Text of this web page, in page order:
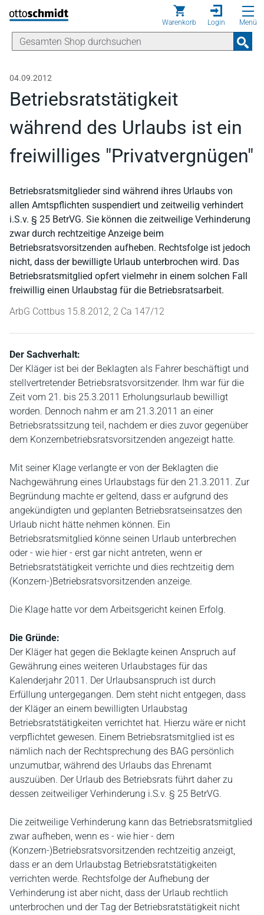
Direkt zum Inhalt
Warenkorb Login Menü
04.09.2012
Betriebsratstätigkeit
während des Urlaubs ist ein
freiwilliges "Privatvergnügen"
Betriebsratsmitglieder sind während ihres Urlaubs von
allen Amtspflichten suspendiert und zeitweilig verhindert
i.S.v. § 25 BetrVG. Sie können die zeitweilige Verhinderung
zwar durch rechtzeitige Anzeige beim
Betriebsratsvorsitzenden aufheben. Rechtsfolge ist jedoch
nicht, dass der bewilligte Urlaub unterbrochen wird. Das
Betriebsratsmitglied opfert vielmehr in einem solchen Fall
freiwillig einen Urlaubstag für die Betriebsratsarbeit.
ArbG Cottbus 15.8.2012, 2 Ca 147/12
Der Sachverhalt:
Der Kläger ist bei der Beklagten als Fahrer beschäftigt und
stellvertretender Betriebsratsvorsitzender. Ihm war für die
Zeit vom 21. bis 25.3.2011 Erholungsurlaub bewilligt
worden. Dennoch nahm er am 21.3.2011 an einer
Betriebsratssitzung teil, nachdem er dies zuvor gegenüber
dem Konzernbetriebsratsvorsitzenden angezeigt hatte.
Mit seiner Klage verlangte er von der Beklagten die
Nachgewährung eines Urlaubstags für den 21.3.2011. Zur
Begründung machte er geltend, dass er aufgrund des
angekündigten und geplanten Betriebsratseinsatzes den
Urlaub nicht hätte nehmen können. Ein
Betriebsratsmitglied könne seinen Urlaub unterbrechen
oder - wie hier - erst gar nicht antreten, wenn er
Betriebsratstätigkeit verrichte und dies rechtzeitig dem
(Konzern-)Betriebsratsvorsitzenden anzeige.
Die Klage hatte vor dem Arbeitsgericht keinen Erfolg.
Die Gründe:
Der Kläger hat gegen die Beklagte keinen Anspruch auf
Gewährung eines weiteren Urlaubstages für das
Kalenderjahr 2011. Der Urlaubsanspruch ist durch
Erfüllung untergegangen. Dem steht nicht entgegen, dass
der Kläger an einem bewilligten Urlaubstag
Betriebsratstätigkeiten verrichtet hat. Hierzu wäre er nicht
verpflichtet gewesen. Einem Betriebsratsmitglied ist es
nämlich nach der Rechtsprechung des BAG persönlich
unzumutbar, während des Urlaubs das Ehrenamt
auszuüben. Der Urlaub des Betriebsrats führt daher zu
dessen zeitweiliger Verhinderung i.S.v. § 25 BetrVG.
Die zeitweilige Verhinderung kann das Betriebsratsmitglied
zwar aufheben, wenn es - wie hier - dem
(Konzern-)Betriebsratsvorsitzenden rechtzeitig anzeigt,
dass er an dem Urlaubstag Betriebsratstätigkeiten
verrichten werde. Rechtsfolge der Aufhebung der
Verhinderung ist aber nicht, dass der Urlaub rechtlich
unterbrochen und der Tag der Betriebsratstätigkeit nicht